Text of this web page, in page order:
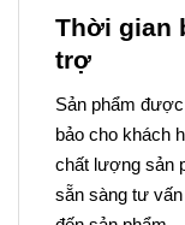
Thời gian
trợ
Sản phẩm
bảo cho khách
chất lượng sản
sẵn sàng tư